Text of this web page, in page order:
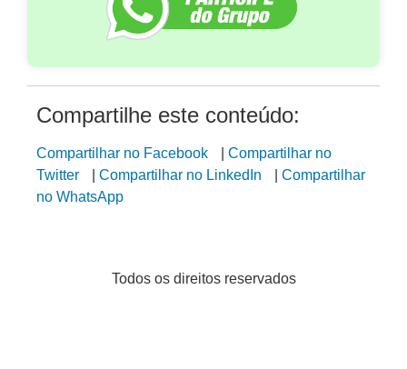
Compartilhe este conteúdo:
Compartilhar no Facebook
Compartilhar no
Twitter
Compartilhar no LinkedIn
Compartilhar
no WhatsApp
Todos os direitos reservados